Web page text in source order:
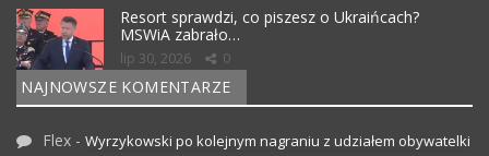
Resort sprawdzi, co piszesz o Ukraińcach?
MSWiA zabrało…
lip 30, 2026 0
NAJNOWSZE KOMENTARZE
Flex - Wyrzykowski po kolejnym nagraniu z udziałem obywatelki